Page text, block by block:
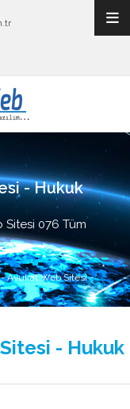
- Hukuk
Sitesi 076 Tüm
Avukat Web Sitesi -
- Hukuk